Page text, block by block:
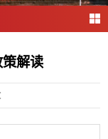
解读